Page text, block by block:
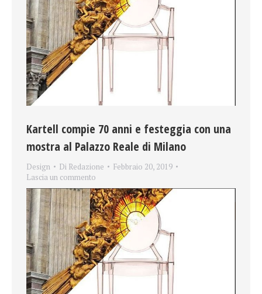
Kartell compie 70 anni e festeggia con una
mostra al Palazzo Reale di Milano
Design Di Redazione
Febbraio 20, 2019
Lascia un commento